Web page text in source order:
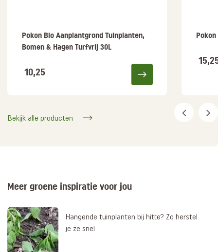
Pokon Bio Aanplantgrond Tuinplanten,
Bomen & Hagen Turfvrij 30L
10,25
Bekijk alle producten
Meer groene inspiratie voor jou
Hangende tuinplanten bij hitte? Zo herstel
je ze snel